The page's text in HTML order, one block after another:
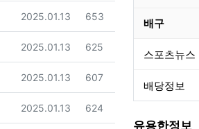
등록일
2025.01.13 조회
653
등록일
2025.01.13 조회
625
등록일
2025.01.13 조회
607
등록일
2025.01.13 조회
624
배구
스포츠뉴스
배당정보
유용한정보